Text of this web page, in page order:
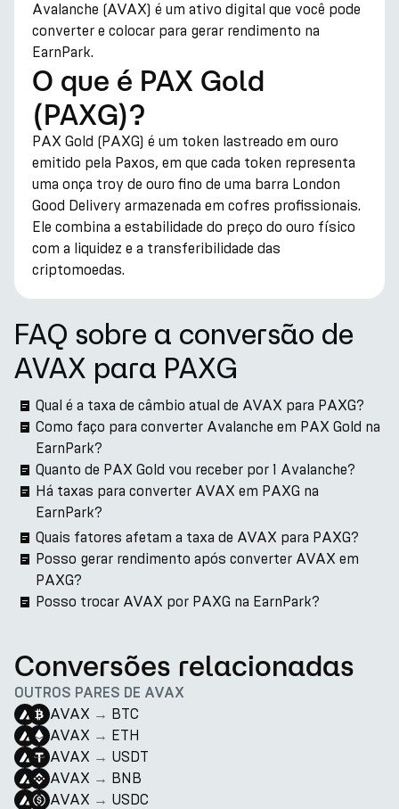
Avalanche (AVAX) é um ativo digital que você pode
converter e colocar para gerar rendimento na
EarnPark.
O que é PAX Gold
(PAXG)?
PAX Gold (PAXG) é um token lastreado em ouro
emitido pela Paxos, em que cada token representa
uma onça troy de ouro fino de uma barra London
Good Delivery armazenada em cofres profissionais.
Ele combina a estabilidade do preço do ouro físico
com a liquidez e a transferibilidade das
criptomoedas.
FAQ sobre a conversão de
AVAX para PAXG
Qual é a taxa de câmbio atual de AVAX para PAXG?
Como faço para converter Avalanche em PAX Gold na
EarnPark?
Quanto de PAX Gold vou receber por 1 Avalanche?
Há taxas para converter AVAX em PAXG na
EarnPark?
Quais fatores afetam a taxa de AVAX para PAXG?
Posso gerar rendimento após converter AVAX em
PAXG?
Posso trocar AVAX por PAXG na EarnPark?
Conversões relacionadas
OUTROS PARES DE AVAX
AVAX → BTC
AVAX → ETH
AVAX → USDT
AVAX → BNB
AVAX → USDC